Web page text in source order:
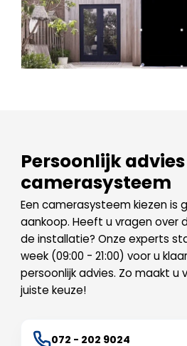
Persoonlijk
camerasysteem
Een camerasysteem kiezen is
aankoop. Heeft u vragen over
de installatie? Onze experts
week (09:00 - 21:00) voor u
persoonlijk advies. Zo maakt u
juiste keuze!
072 - 202 9024